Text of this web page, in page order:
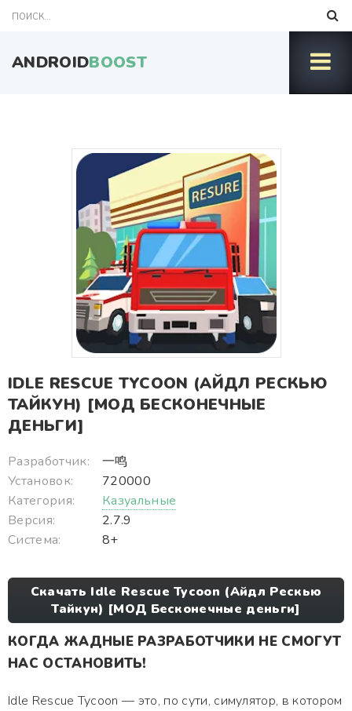
ANDROIDBOOST
IDLE RESCUE TYCOON (АЙДЛ РЕСКЬЮ
ТАЙКУН) [МОД БЕСКОНЕЧНЫЕ
ДЕНЬГИ]
Разработчик:
一鸣
Установок:
720000
Категория:
Казуальные
Версия:
2.7.9
Система:
8+
Скачать Idle Rescue Tycoon (Айдл Рескью
Тайкун) [МОД Бесконечные деньги]
КОГДА ЖАДНЫЕ РАЗРАБОТЧИКИ НЕ СМОГУТ
НАС ОСТАНОВИТЬ!
Idle Rescue Tycoon — это, по сути, симулятор, в котором